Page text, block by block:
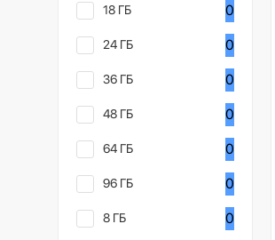
18 ГБ 0
24 ГБ 0
36 ГБ 0
48 ГБ 0
64 ГБ 0
96 ГБ 0
8 ГБ 0